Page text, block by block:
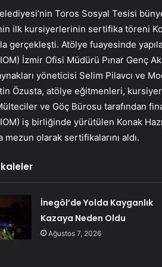
Toros Sosyal Tesisi
ilk kursiyerlerinin sertifika töreni
gerçekleşti. Atölye fuayesinde
İzmir Ofisi Müdürü Pınar Genç
yöneticisi Selim Pilavcı ve
Özusta, atölye eğitmenleri,
ve Göç Bürosu tarafından
iş birliğinde yürütülen Konak
mezun olarak sertifikalarını aldı.
İnegöl’de Yolda Kayganlık
Kazaya Neden Oldu
Ağustos 7, 2026